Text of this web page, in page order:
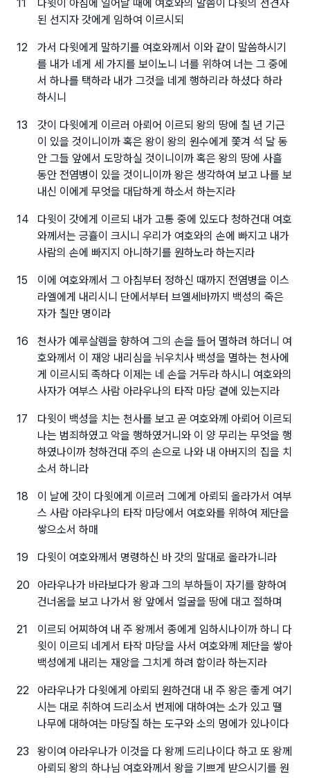
11
다윗이 아침에 일어날 때에 여호와의 말씀이 다윗의 선견자
된 선지자 갓에게 임하여 이르시되
12
가서 다윗에게 말하기를 여호와께서 이와 같이 말씀하시기
를 내가 네게 세 가지를 보이노니 너를 위하여 너는 그 중에
서 하나를 택하라 내가 그것을 네게 행하리라 하셨다 하라
하시니
13
갓이 다윗에게 이르러 아뢰어 이르되 왕의 땅에 칠 년 기근
이 있을 것이니이까 혹은 왕이 왕의 원수에게 쫓겨 석 달 동
안 그들 앞에서 도망하실 것이니이까 혹은 왕의 땅에 사흘
동안 전염병이 있을 것이니이까 왕은 생각하여 보고 나를 보
내신 이에게 무엇을 대답하게 하소서 하는지라
14
다윗이 갓에게 이르되 내가 고통 중에 있도다 청하건대 여호
와께서는 긍휼이 크시니 우리가 여호와의 손에 빠지고 내가
사람의 손에 빠지지 아니하기를 원하노라 하는지라
15
이에 여호와께서 그 아침부터 정하신 때까지 전염병을 이스
라엘에게 내리시니 단에서부터 브엘세바까지 백성의 죽은
자가 칠만 명이라
16
천사가 예루살렘을 향하여 그의 손을 들어 멸하려 하더니 여
호와께서 이 재앙 내리심을 뉘우치사 백성을 멸하는 천사에
게 이르시되 족하다 이제는 네 손을 거두라 하시니 여호와의
사자가 여부스 사람 아라우나의 타작 마당 곁에 있는지라
17
다윗이 백성을 치는 천사를 보고 곧 여호와께 아뢰어 이르되
나는 범죄하였고 악을 행하였거니와 이 양 무리는 무엇을 행
하였나이까 청하건대 주의 손으로 나와 내 아버지의 집을 치
소서 하니라
18
이 날에 갓이 다윗에게 이르러 그에게 아뢰되 올라가서 여부
스 사람 아라우나의 타작 마당에서 여호와를 위하여 제단을
쌓으소서 하매
19 다윗이 여호와께서 명령하신 바 갓의 말대로 올라가니라
20
아라우나가 바라보다가 왕과 그의 부하들이 자기를 향하여
건너옴을 보고 나가서 왕 앞에서 얼굴을 땅에 대고 절하며
21
이르되 어찌하여 내 주 왕께서 종에게 임하시나이까 하니 다
윗이 이르되 네게서 타작 마당을 사서 여호와께 제단을 쌓아
백성에게 내리는 재앙을 그치게 하려 함이라 하는지라
22
아라우나가 다윗에게 아뢰되 원하건대 내 주 왕은 좋게 여기
시는 대로 취하여 드리소서 번제에 대하여는 소가 있고 땔
나무에 대하여는 마당질 하는 도구와 소의 멍에가 있나이다
23
왕이여 아라우나가 이것을 다 왕께 드리나이다 하고 또 왕께
아뢰되 왕의 하나님 여호와께서 왕을 기쁘게 받으시기를 원